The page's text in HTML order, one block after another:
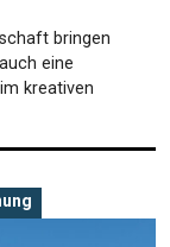
bringen
eine
kreativen